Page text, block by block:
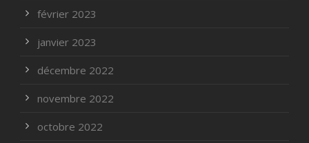
février 2023
janvier 2023
décembre 2022
novembre 2022
octobre 2022